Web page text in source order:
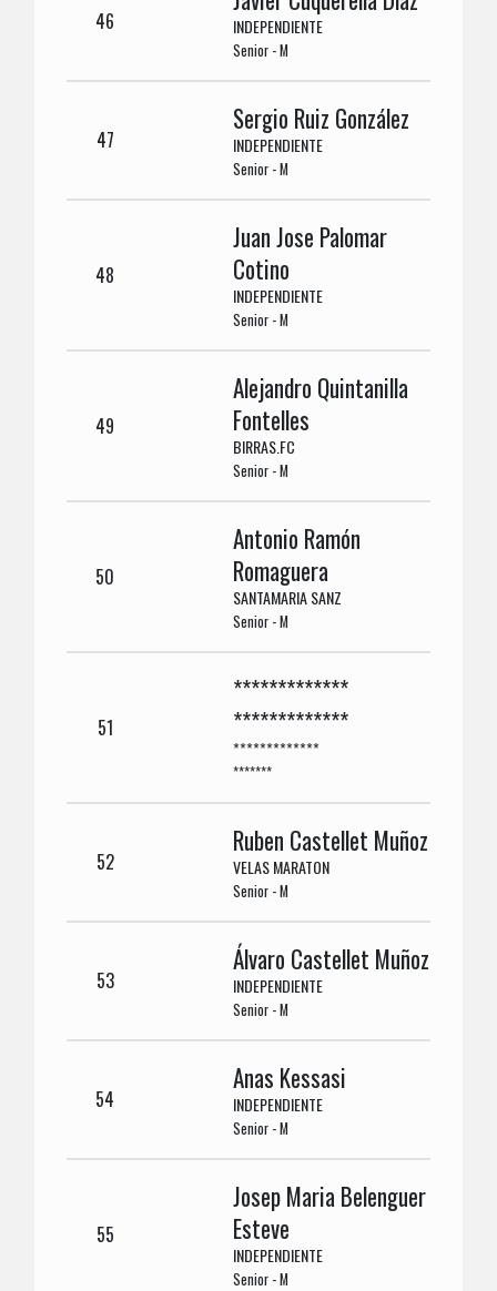
46 INDEPENDIENTE
Senior - M
47
Sergio Ruiz González
INDEPENDIENTE
Senior - M
48
Juan Jose Palomar
Cotino
INDEPENDIENTE
Senior - M
49
Alejandro Quintanilla
Fontelles
BIRRAS.FC
Senior - M
50
Antonio Ramón
Romaguera
SANTAMARIA SANZ
Senior - M
51
*************
*************
*************
*******
52
Ruben Castellet Muñoz
VELAS MARATON
Senior - M
53
Álvaro Castellet Muñoz
INDEPENDIENTE
Senior - M
54
Anas Kessasi
INDEPENDIENTE
Senior - M
55
Josep Maria Belenguer
Esteve
INDEPENDIENTE
Senior - M